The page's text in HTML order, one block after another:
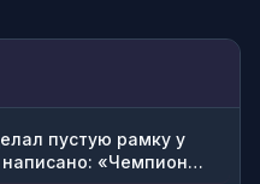
пустую рамку у
«Чемпион